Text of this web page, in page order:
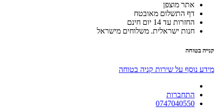
אתר מוצפן
דף התשלום מאובטח
החזרות עד 14 יום חינם
חנות ישראלית. משלוחים מישראל
קנייה בטוחה
מידע נוסף על שירות קניה בטוחה
התחברות
0747040550